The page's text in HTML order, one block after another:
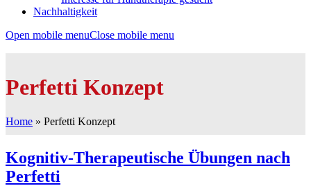
Nachhaltigkeit
Open mobile menuClose mobile menu
Perfetti Konzept
Home » Perfetti Konzept
Kognitiv-Therapeutische Übungen nach
Perfetti